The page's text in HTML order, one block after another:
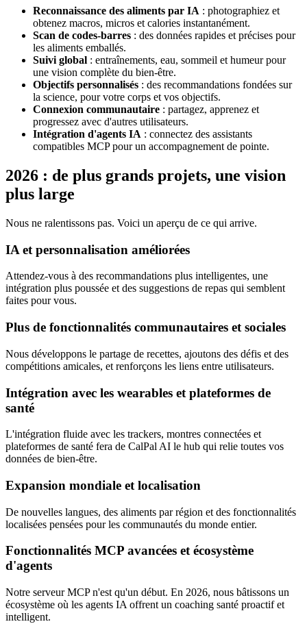
Reconnaissance des aliments par IA : photographiez et
obtenez macros, micros et calories instantanément.
Scan de codes-barres : des données rapides et précises pour
les aliments emballés.
Suivi global : entraînements, eau, sommeil et humeur pour
une vision complète du bien-être.
Objectifs personnalisés : des recommandations fondées sur
la science, pour votre corps et vos objectifs.
Connexion communautaire : partagez, apprenez et
progressez avec d'autres utilisateurs.
Intégration d'agents IA : connectez des assistants
compatibles MCP pour un accompagnement de pointe.
2026 : de plus grands projets, une vision
plus large
Nous ne ralentissons pas. Voici un aperçu de ce qui arrive.
IA et personnalisation améliorées
Attendez-vous à des recommandations plus intelligentes, une
intégration plus poussée et des suggestions de repas qui semblent
faites pour vous.
Plus de fonctionnalités communautaires et sociales
Nous développons le partage de recettes, ajoutons des défis et des
compétitions amicales, et renforçons les liens entre utilisateurs.
Intégration avec les wearables et plateformes de
santé
L'intégration fluide avec les trackers, montres connectées et
plateformes de santé fera de CalPal AI le hub qui relie toutes vos
données de bien-être.
Expansion mondiale et localisation
De nouvelles langues, des aliments par région et des fonctionnalités
localisées pensées pour les communautés du monde entier.
Fonctionnalités MCP avancées et écosystème
d'agents
Notre serveur MCP n'est qu'un début. En 2026, nous bâtissons un
écosystème où les agents IA offrent un coaching santé proactif et
intelligent.